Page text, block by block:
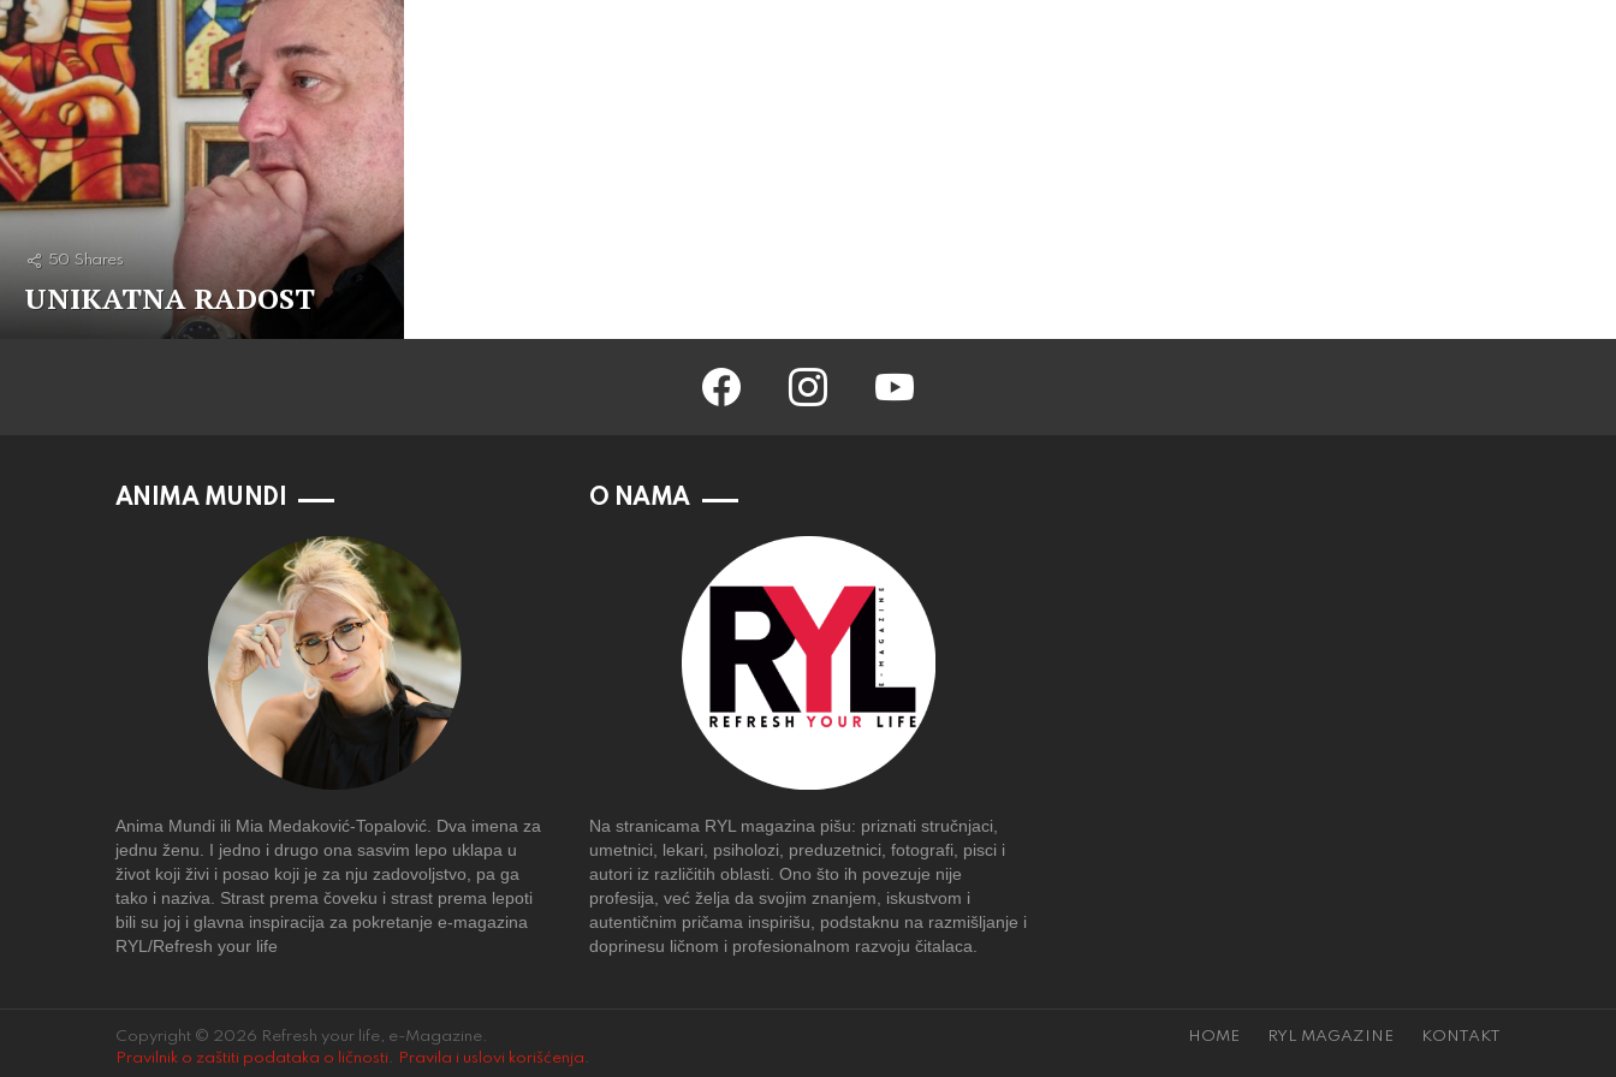
50 Shares
UNIKATNA RADOST
facebook instagram youtube
ANIMA MUNDI
Anima Mundi ili Mia Medaković-Topalović. Dva imena za
jednu ženu. I jedno i drugo ona sasvim lepo uklapa u
život koji živi i posao koji je za nju zadovoljstvo, pa ga
tako i naziva. Strast prema čoveku i strast prema lepoti
bili su joj i glavna inspiracija za pokretanje e-magazina
RYL/Refresh your life
O NAMA
Na stranicama RYL magazina pišu: priznati stručnjaci,
umetnici, lekari, psiholozi, preduzetnici, fotografi, pisci i
autori iz različitih oblasti. Ono što ih povezuje nije
profesija, već želja da svojim znanjem, iskustvom i
autentičnim pričama inspirišu, podstaknu na razmišljanje i
doprinesu ličnom i profesionalnom razvoju čitalaca.
Copyright © 2026 Refresh your life, e-Magazine.
Pravilnik o zaštiti podataka o ličnosti . Pravila i uslovi korišćenja .
HOME RYL MAGAZINE KONTAKT